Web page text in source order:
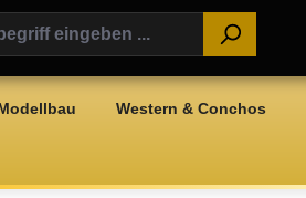
Western & Conchos